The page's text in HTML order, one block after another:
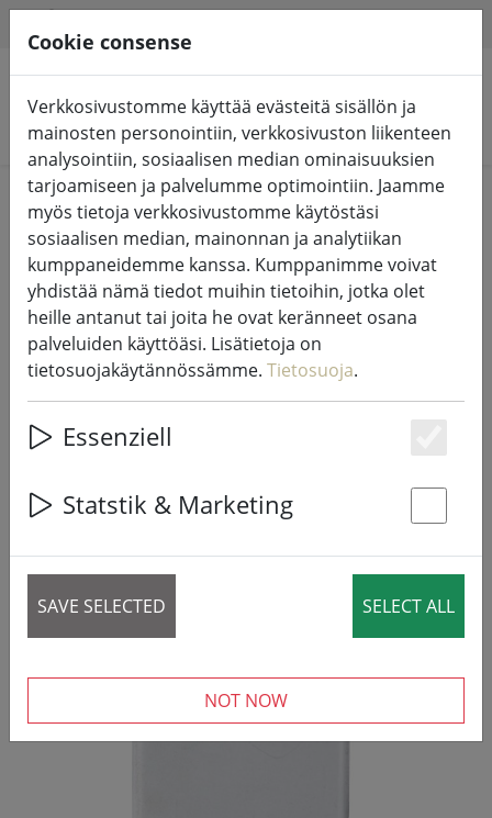
Hae tuotteita
Home %Sale
Vyöhykesammutuskello BOSTON
kiillotettu ruostumaton teräs
Cookie consense
Verkkosivustomme käyttää evästeitä sisällön ja
mainosten personointiin, verkkosivuston liikenteen
analysointiin, sosiaalisen median ominaisuuksien
tarjoamiseen ja palvelumme optimointiin. Jaamme
myös tietoja verkkosivustomme käytöstäsi
sosiaalisen median, mainonnan ja analytiikan
kumppaneidemme kanssa. Kumppanimme voivat
yhdistää nämä tiedot muihin tietoihin, jotka olet
heille antanut tai joita he ovat keränneet osana
palveluiden käyttöäsi. Lisätietoja on
tietosuojakäytännössämme. Tietosuoja.
Essenziell
Statstik & Marketing
SAVE SELECTED SELECT ALL
NOT NOW